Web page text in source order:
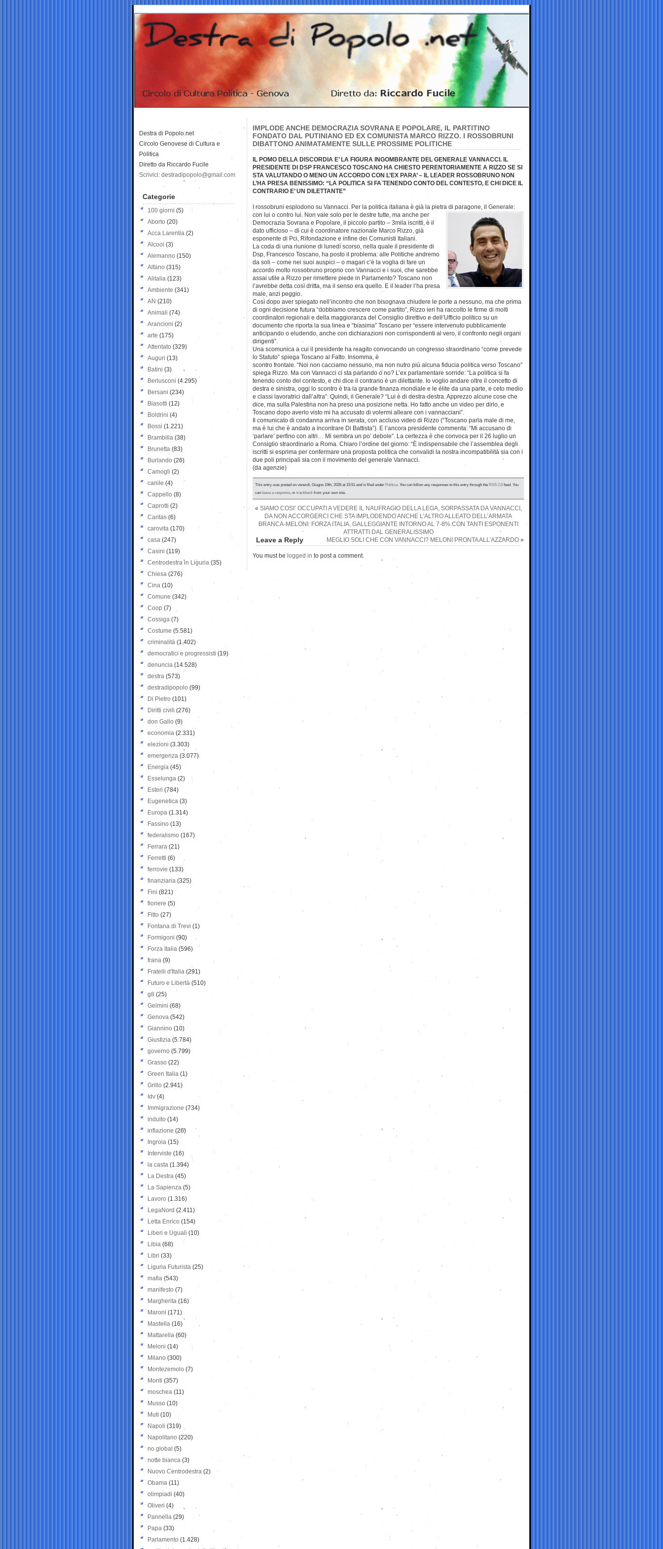
IMPLODE ANCHE DEMOCRAZIA SOVRANA E POPOLARE, IL PARTITINO
FONDATO DAL PUTINIANO ED EX COMUNISTA MARCO RIZZO. I ROSSOBRUNI
DIBATTONO ANIMATAMENTE SULLE PROSSIME POLITICHE
IL POMO DELLA DISCORDIA E’ LA FIGURA INGOMBRANTE DEL GENERALE VANNACCI. IL
PRESIDENTE DI DSP FRANCESCO TOSCANO HA CHIESTO PERENTORIAMENTE A RIZZO SE SI
STA VALUTANDO O MENO UN ACCORDO CON L’EX PARA’ – IL LEADER ROSSOBRUNO NON
L’HA PRESA BENISSIMO: “LA POLITICA SI FA TENENDO CONTO DEL CONTESTO, E CHI DICE IL
CONTRARIO E’ UN DILETTANTE”
I rossobruni esplodono su Vannacci. Per la politica italiana è già la pietra di paragone, il Generale:
con lui o contro lui. Non vale solo per le destre tutte, ma anche per
Democrazia Sovrana e Popolare, il piccolo partito – 3mila iscritti, è il
dato ufficioso – di cui è coordinatore nazionale Marco Rizzo, già
esponente di Pci, Rifondazione e infine dei Comunisti Italiani.
La coda di una riunione di lunedì scorso, nella quale il presidente di
Dsp, Francesco Toscano, ha posto il problema: alle Politiche andremo
da soli – come nei suoi auspici – o magari c’è la voglia di fare un
accordo molto rossobruno proprio con Vannacci e i suoi, che sarebbe
assai utile a Rizzo per rimettere piede in Parlamento? Toscano non
l’avrebbe detta così dritta, ma il senso era quello. E il leader l’ha presa
male, anzi peggio.
Così dopo aver spiegato nell’incontro che non bisognava chiudere le porte a nessuno, ma che prima
di ogni decisione futura “dobbiamo crescere come partito”, Rizzo ieri ha raccolto le firme di molti
coordinatori regionali e della maggioranza del Consiglio direttivo e dell’Ufficio politico su un
documento che riporta la sua linea e “biasima” Toscano per “essere intervenuto pubblicamente
anticipando o eludendo, anche con dichiarazioni non corrispondenti al vero, il confronto negli organi
dirigenti”.
Una scomunica a cui il presidente ha reagito convocando un congresso straordinario “come prevede
lo Statuto” spiega Toscano al Fatto. Insomma, è
scontro frontale. “Noi non cacciamo nessuno, ma non nutro più alcuna fiducia politica verso Toscano”
spiega Rizzo. Ma con Vannacci ci sta parlando o no? L’ex parlamentare sorride: “La politica si fa
tenendo conto del contesto, e chi dice il contrario è un dilettante. Io voglio andare oltre il concetto di
destra e sinistra, oggi lo scontro è tra la grande finanza mondiale e le élite da una parte, e ceto medio
e classi lavoratrici dall’altra”. Quindi, il Generale? “Lui è di destra-destra. Apprezzo alcune cose che
dice, ma sulla Palestina non ha preso una posizione netta. Ho fatto anche un video per dirlo, e
Toscano dopo averlo visto mi ha accusato di volermi alleare con i vannacciani”.
Il comunicato di condanna arriva in serata, con accluso video di Rizzo (“Toscano parla male di me,
ma è lui che è andato a incontrare Di Battista”). E l’ancora presidente commenta: “Mi accusano di
‘parlare’ perfino con altri… Mi sembra un po’ debole”. La certezza è che convoca per il 26 luglio un
Consiglio straordinario a Roma. Chiaro l’ordine del giorno: “È indispensabile che l’assemblea degli
iscritti si esprima per confermare una proposta politica che convalidi la nostra incompatibilità sia con i
due poli principali sia con il movimento del generale Vannacci.
(da agenzie)
This entry was posted on venerdì, Giugno 19th, 2026 at 15:51 and is filed underPolitica. You can follow any responses to this entry through theRSS 2.0feed. You
canleave a response, ortrackbackfrom your own site.
« SIAMO COSI’ OCCUPATI A VEDERE IL NAUFRAGIO DELLA LEGA, SORPASSATA DA VANNACCI,
DA NON ACCORGERCI CHE STA IMPLODENDO ANCHE L’ALTRO ALLEATO DELL’ARMATA
BRANCA-MELONI: FORZA ITALIA, GALLEGGIANTE INTORNO AL 7-8% CON TANTI ESPONENTI
ATTRATTI DAL GENERALISSIMO
MEGLIO SOLI CHE CON VANNACCI? MELONI PRONTA ALL’AZZARDO »
Leave a Reply
You must be logged in to post a comment.
Destra di Popolo.net
Circolo Genovese di Cultura e
Politica
Diretto da Riccardo Fucile
Scrivici: destradipopolo@gmail.com
Categorie
100 giorni (5)
Aborto (20)
Acca Larentia (2)
Alcool (3)
Alemanno (150)
Alfano (315)
Alitalia (123)
Ambiente (341)
AN (210)
Animali (74)
Arancioni (2)
arte (175)
Attentato (329)
Auguri (13)
Batini (3)
Berlusconi (4.295)
Bersani (234)
Biasotti (12)
Boldrini (4)
Bossi (1.221)
Brambilla (38)
Brunetta (83)
Burlando (26)
Camogli (2)
canile (4)
Cappello (8)
Caprotti (2)
Caritas (6)
carovita (170)
casa (247)
Casini (119)
Centrodestra in Liguria (35)
Chiesa (276)
Cina (10)
Comune (342)
Coop (7)
Cossiga (7)
Costume (5.581)
criminalità (1.402)
democratici e progressisti (19)
denuncia (14.528)
destra (573)
destradipopolo (99)
Di Pietro (101)
Diritti civili (276)
don Gallo (9)
economia (2.331)
elezioni (3.303)
emergenza (3.077)
Energia (45)
Esselunga (2)
Esteri (784)
Eugenetica (3)
Europa (1.314)
Fassino (13)
federalismo (167)
Ferrara (21)
Ferretti (6)
ferrovie (133)
finanziaria (325)
Fini (821)
fioriere (5)
Fitto (27)
Fontana di Trevi (1)
Formigoni (90)
Forza Italia (596)
frana (9)
Fratelli d'Italia (291)
Futuro e Libertà (510)
g8 (25)
Gelmini (68)
Genova (542)
Giannino (10)
Giustizia (5.784)
governo (5.799)
Grasso (22)
Green Italia (1)
Grillo (2.941)
Idv (4)
Immigrazione (734)
indulto (14)
inflazione (26)
Ingroia (15)
Interviste (16)
la casta (1.394)
La Destra (45)
La Sapienza (5)
Lavoro (1.316)
LegaNord (2.411)
Letta Enrico (154)
Liberi e Uguali (10)
Libia (68)
Libri (33)
Liguria Futurista (25)
mafia (543)
manifesto (7)
Margherita (16)
Maroni (171)
Mastella (16)
Mattarella (60)
Meloni (14)
Milano (300)
Montezemolo (7)
Monti (357)
moschea (11)
Musso (10)
Muti (10)
Napoli (319)
Napolitano (220)
no global (5)
notte bianca (3)
Nuovo Centrodestra (2)
Obama (11)
olimpiadi (40)
Oliveri (4)
Pannella (29)
Papa (33)
Parlamento (1.428)